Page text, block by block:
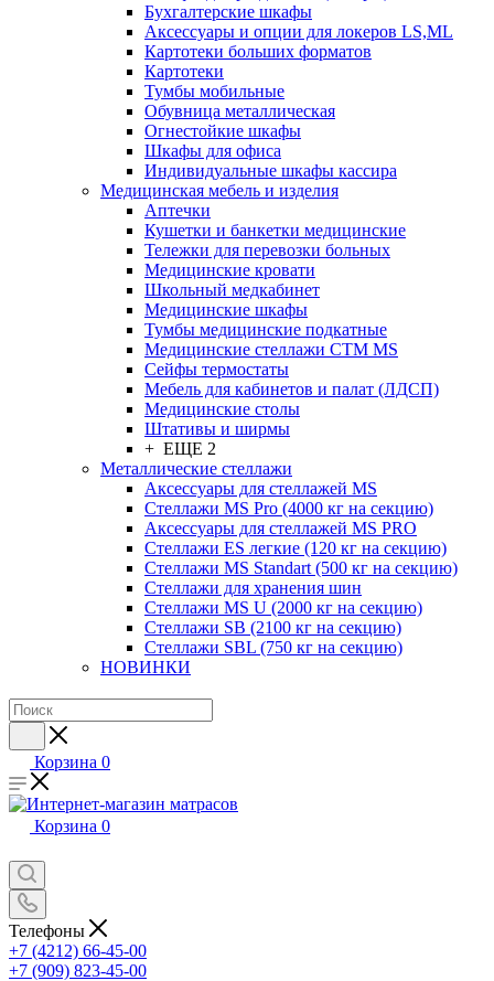
Бухгалтерские шкафы
Аксессуары и опции для локеров LS,ML
Картотеки больших форматов
Картотеки
Тумбы мобильные
Обувница металлическая
Огнестойкие шкафы
Шкафы для офиса
Индивидуальные шкафы кассира
Медицинская мебель и изделия
Аптечки
Кушетки и банкетки медицинские
Тележки для перевозки больных
Медицинские кровати
Школьный медкабинет
Медицинские шкафы
Тумбы медицинские подкатные
Медицинские стеллажи CTM MS
Сейфы термостаты
Мебель для кабинетов и палат (ЛДСП)
Медицинские столы
Штативы и ширмы
+ ЕЩЕ 2
Металлические стеллажи
Аксессуары для стеллажей MS
Стеллажи MS Pro (4000 кг на секцию)
Аксессуары для стеллажей MS PRO
Стеллажи ES легкие (120 кг на секцию)
Стеллажи MS Standart (500 кг на секцию)
Стеллажи для хранения шин
Стеллажи MS U (2000 кг на секцию)
Стеллажи SB (2100 кг на секцию)
Стеллажи SBL (750 кг на секцию)
НОВИНКИ
Корзина 0
Корзина 0
Телефоны
+7 (4212) 66-45-00
+7 (909) 823-45-00